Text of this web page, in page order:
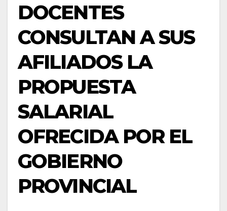
DOCENTES
CONSULTAN A SUS
AFILIADOS LA
PROPUESTA
SALARIAL
OFRECIDA POR EL
GOBIERNO
PROVINCIAL